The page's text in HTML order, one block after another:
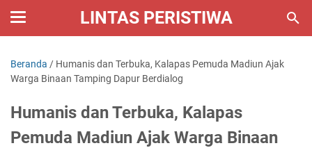
LINTAS PERISTIWA
Beranda / Humanis dan Terbuka, Kalapas Pemuda Madiun Ajak
Warga Binaan Tamping Dapur Berdialog
Humanis dan Terbuka, Kalapas
Pemuda Madiun Ajak Warga Binaan